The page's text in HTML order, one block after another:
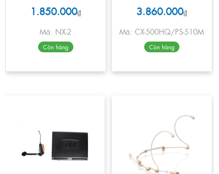
1.850.000₫
Mã: NX-2
Còn hàng
3.860.000₫
Mã: CX-500HQ/PS-510M
Còn hàng